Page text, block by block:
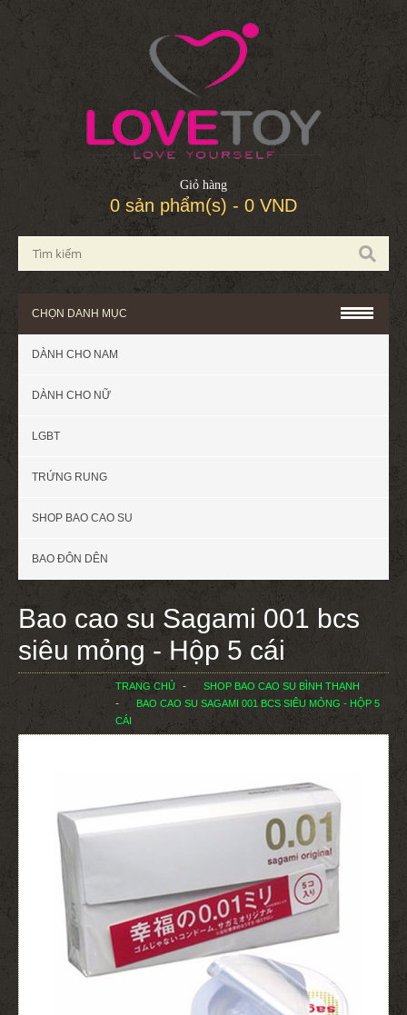
Giỏ hàng
0 sản phẩm(s) - 0 VND
CHỌN DANH MỤC
DÀNH CHO NAM
DÀNH CHO NỮ
LGBT
TRỨNG RUNG
SHOP BAO CAO SU
BAO ĐÔN DÊN
Bao cao su Sagami 001 bcs
siêu mỏng - Hộp 5 cái
TRANG CHỦ
SHOP BAO CAO SU BÌNH THẠNH
BAO CAO SU SAGAMI 001 BCS SIÊU MỎNG - HỘP 5
CÁI